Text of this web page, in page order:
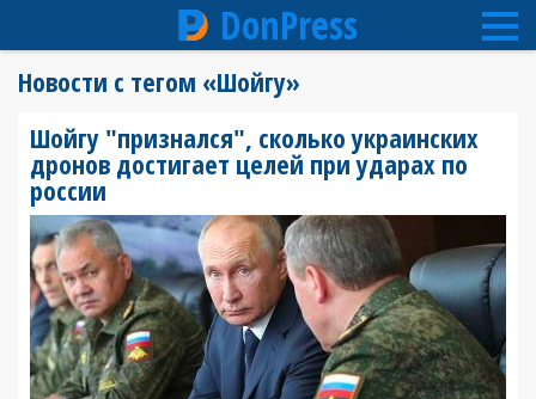
основному
содержанию
DonPress
Новости с тегом «Шойгу»
Шойгу "признался", сколько украинских
дронов достигает целей при ударах по
россии